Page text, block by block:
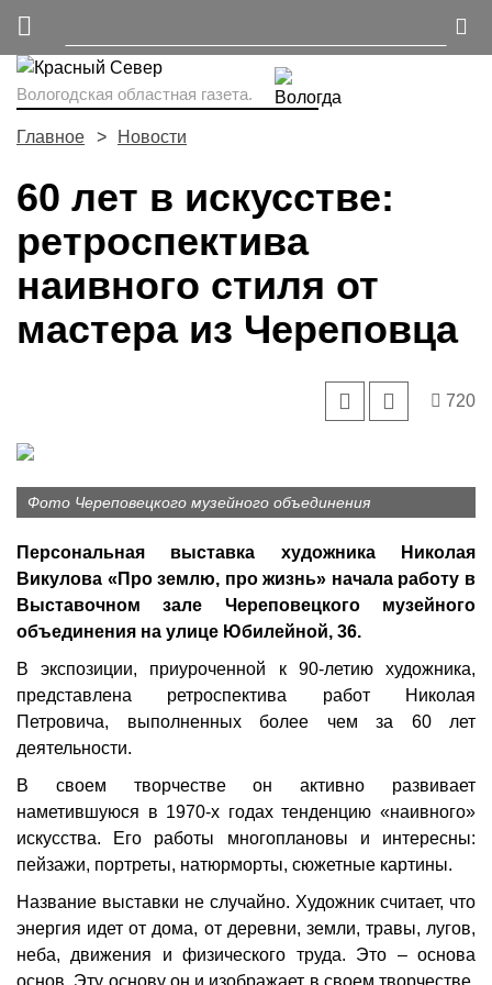
Вологодская областная газета.
Главное Новости
60 лет в искусстве:
ретроспектива
наивного стиля от
мастера из Череповца
720
Фото Череповецкого музейного объединения
Персональная выставка художника Николая
Викулова «Про землю, про жизнь» начала работу в
Выставочном зале Череповецкого музейного
объединения на улице Юбилейной, 36.
В экспозиции, приуроченной к 90-летию художника,
представлена ретроспектива работ Николая
Петровича, выполненных более чем за 60 лет
деятельности.
В своем творчестве он активно развивает
наметившуюся в 1970-х годах тенденцию «наивного»
искусства. Его работы многоплановы и интересны:
пейзажи, портреты, натюрморты, сюжетные картины.
Название выставки не случайно. Художник считает, что
энергия идет от дома, от деревни, земли, травы, лугов,
неба, движения и физического труда. Это – основа
основ. Эту основу он и изображает в своем творчестве.